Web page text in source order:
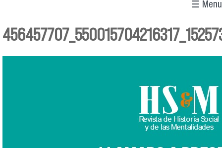
☰ Menu
Se encuentra usted aquí